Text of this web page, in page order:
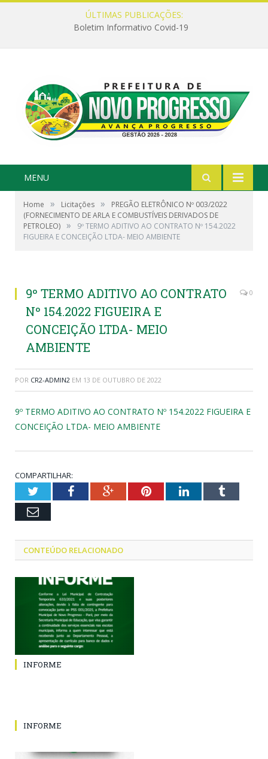
ÚLTIMAS PUBLICAÇÕES:
Boletim Informativo Covid-19
MENU
Home » Licitações »
PREGÃO ELETRÔNICO Nº 003/2022
(FORNECIMENTO DE ARLA E COMBUSTÍVEIS DERIVADOS DE
PETROLEO) »
9º TERMO ADITIVO AO CONTRATO Nº 154.2022
FIGUEIRA E CONCEIÇÃO LTDA- MEIO AMBIENTE
9º TERMO ADITIVO AO CONTRATO
Nº 154.2022 FIGUEIRA E
CONCEIÇÃO LTDA- MEIO
AMBIENTE
0
POR CR2-ADMIN2 EM 13 DE OUTUBRO DE 2022
9º TERMO ADITIVO AO CONTRATO Nº 154.2022 FIGUEIRA E
CONCEIÇÃO LTDA- MEIO AMBIENTE
COMPARTILHAR:
TwitterFacebookGoogle+PinterestLinkedInTumblr
Email
CONTEÚDO RELACIONADO
INFORME
INFORME